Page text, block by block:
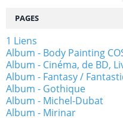
PAGES
1 Liens
Album - Body Painting
Album - Cinéma, de BD,
Album - Fantasy /
Album - Gothique
Album - Michel-Dubat
Album - Mirinar